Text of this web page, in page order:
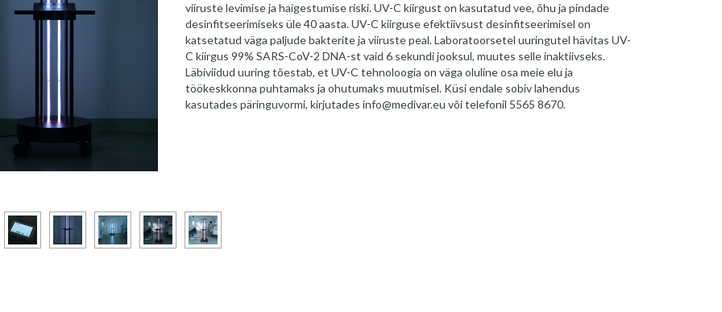
viiruste levimise ja haigestumise riski. UV-C kiirgust on kasutatud vee, õhu ja pindade
desinfitseerimiseks üle 40 aasta. UV-C kiirguse efektiivsust desinfitseerimisel on
katsetatud väga paljude bakterite ja viiruste peal. Laboratoorsetel uuringutel hävitas UV-
C kiirgus 99% SARS-CoV-2 DNA-st vaid 6 sekundi jooksul, muutes selle inaktiivseks.
Läbiviidud uuring tõestab, et UV-C tehnoloogia on väga oluline osa meie elu ja
töökeskkonna puhtamaks ja ohutumaks muutmisel. Küsi endale sobiv lahendus
kasutades päringuvormi, kirjutades info@medivar.eu või telefonil 5565 8670.